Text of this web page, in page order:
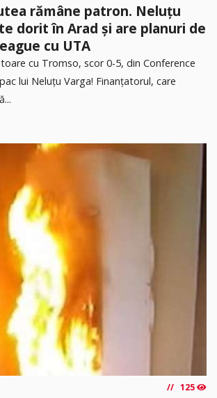
rămâne patron. Neluțu
dorit în Arad și are planuri de
cu UTA
cu Tromso, scor 0-5, din Conference
lui Neluțu Varga! Finanțatorul, care
125